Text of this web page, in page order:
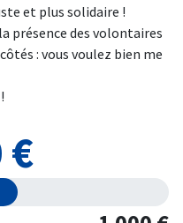
et plus solidaire !
présence des volontaires
: vous voulez bien me
€